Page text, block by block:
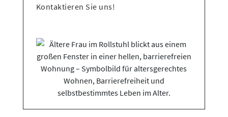
Kontaktieren Sie uns!